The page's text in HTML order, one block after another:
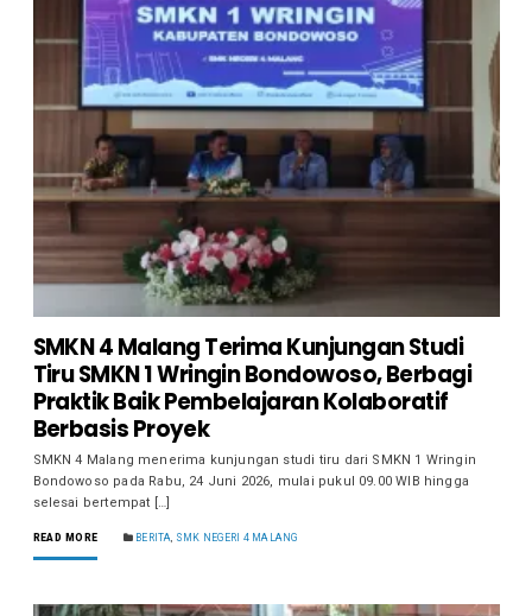
SMKN 4 Malang Terima Kunjungan Studi
Tiru SMKN 1 Wringin Bondowoso, Berbagi
Praktik Baik Pembelajaran Kolaboratif
Berbasis Proyek
SMKN 4 Malang menerima kunjungan studi tiru dari SMKN 1 Wringin
Bondowoso pada Rabu, 24 Juni 2026, mulai pukul 09.00 WIB hingga
selesai bertempat […]
READ MORE BERITA SMK NEGERI 4 MALANG